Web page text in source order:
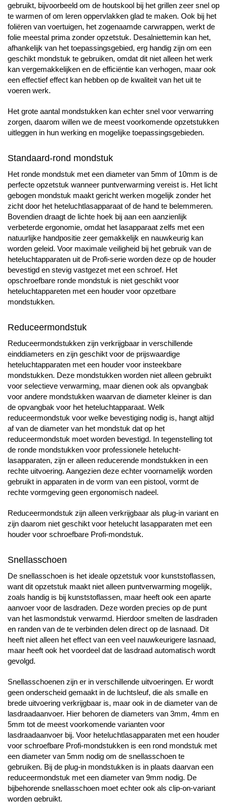
gebruikt, bijvoorbeeld om de houtskool bij het grillen zeer snel op
te warmen of om leren oppervlakken glad te maken. Ook bij het
foliëren van voertuigen, het zogenaamde carwrappen, werkt de
folie meestal prima zonder opzetstuk. Desalniettemin kan het,
afhankelijk van het toepassingsgebied, erg handig zijn om een
geschikt mondstuk te gebruiken, omdat dit niet alleen het werk
kan vergemakkelijken en de efficiëntie kan verhogen, maar ook
een effectief effect kan hebben op de kwaliteit van het uit te
voeren werk.
Het grote aantal mondstukken kan echter snel voor verwarring
zorgen, daarom willen we de meest voorkomende opzetstukken
uitleggen in hun werking en mogelijke toepassingsgebieden.
Standaard-rond mondstuk
Het ronde mondstuk met een diameter van 5mm of 10mm is de
perfecte opzetstuk wanneer puntverwarming vereist is. Het licht
gebogen mondstuk maakt gericht werken mogelijk zonder het
zicht door het heteluchtlasapparaat of de hand te belemmeren.
Bovendien draagt de lichte hoek bij aan een aanzienlijk
verbeterde ergonomie, omdat het lasapparaat zelfs met een
natuurlijke handpositie zeer gemakkelijk en nauwkeurig kan
worden geleid. Voor maximale veiligheid bij het gebruik van de
heteluchtapparaten uit de Profi-serie worden deze op de houder
bevestigd en stevig vastgezet met een schroef. Het
opschroefbare ronde mondstuk is niet geschikt voor
heteluchtappareten met een houder voor opzetbare
mondstukken.
Reduceermondstuk
Reduceermondstukken zijn verkrijgbaar in verschillende
einddiameters en zijn geschikt voor de prijswaardige
heteluchtapparaten met een houder voor insteekbare
mondstukken. Deze mondstukken worden niet alleen gebruikt
voor selectieve verwarming, maar dienen ook als opvangbak
voor andere mondstukken waarvan de diameter kleiner is dan
de opvangbak voor het heteluchtapparaat. Welk
reduceermondstuk voor welke bevestiging nodig is, hangt altijd
af van de diameter van het mondstuk dat op het
reduceermondstuk moet worden bevestigd. In tegenstelling tot
de ronde mondstukken voor professionele hetelucht-
lasapparaten, zijn er alleen reducerende mondstukken in een
rechte uitvoering. Aangezien deze echter voornamelijk worden
gebruikt in apparaten in de vorm van een pistool, vormt de
rechte vormgeving geen ergonomisch nadeel.
Reduceermondstuk zijn alleen verkrijgbaar als plug-in variant en
zijn daarom niet geschikt voor hetelucht lasapparaten met een
houder voor schroefbare Profi-mondstuk.
Snellasschoen
De snellasschoen is het ideale opzetstuk voor kunststoflassen,
want dit opzetstuk maakt niet alleen puntverwarming mogelijk,
zoals handig is bij kunststoflassen, maar heeft ook een aparte
aanvoer voor de lasdraden. Deze worden precies op de punt
van het lasmondstuk verwarmd. Hierdoor smelten de lasdraden
en randen van de te verbinden delen direct op de lasnaad. Dit
heeft niet alleen het effect van een veel nauwkeurigere lasnaad,
maar heeft ook het voordeel dat de lasdraad automatisch wordt
gevolgd.
Snellasschoenen zijn er in verschillende uitvoeringen. Er wordt
geen onderscheid gemaakt in de luchtsleuf, die als smalle en
brede uitvoering verkrijgbaar is, maar ook in de diameter van de
lasdraadaanvoer. Hier behoren de diameters van 3mm, 4mm en
5mm tot de meest voorkomende varianten voor
lasdraadaanvoer bij. Voor heteluchtlasapparaten met een houder
voor schroefbare Profi-mondstukken is een rond mondstuk met
een diameter van 5mm nodig om de snellasschoen te
gebruiken. Bij de plug-in mondstukken is in plaats daarvan een
reduceermondstuk met een diameter van 9mm nodig. De
bijbehorende snellasschoen moet echter ook als clip-on-variant
worden gebruikt.